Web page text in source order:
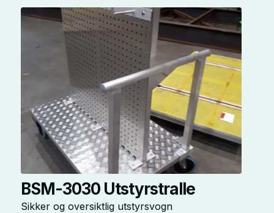
BSM-3030 Utstyrstralle
Sikker og oversiktlig utstyrsvogn